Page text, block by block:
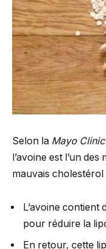
Selon la Mayo Clinic
l’avoine est l’un
mauvais cholestérol
L’avoine
pour réduire la
En retour, cette